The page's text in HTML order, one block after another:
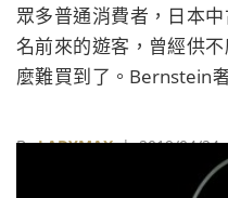
眾多普通消費者，日本
名前來的遊客，曾經供
麼難買到了。Bernstein
ByLADYMAX| 2019/04/24